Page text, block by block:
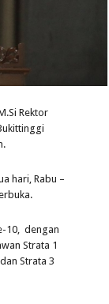
Rektor
hari, Rabu –
10, dengan
Strata 1
Strata 3